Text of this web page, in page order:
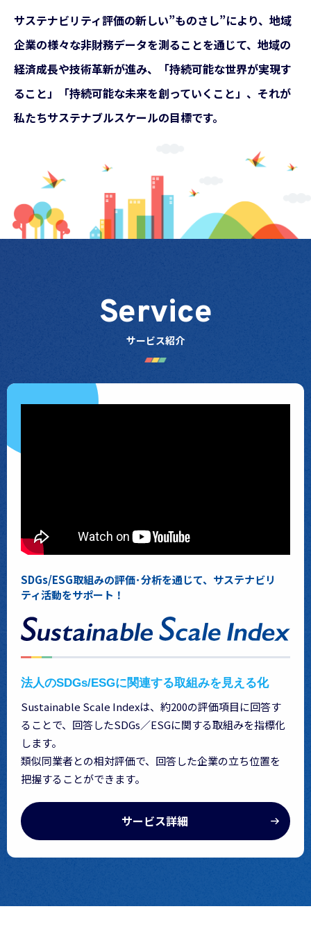
サステナビリティ評価の新しい”ものさし”により、地域
企業の様々な非財務データを測ることを通じて、地域の
経済成長や技術革新が進み、「持続可能な世界が実現す
ること」「持続可能な未来を創っていくこと」、それが
私たちサステナブルスケールの目標です。
Service
サービス紹介
SDGs/ESG取組みの評価･分析を通じて、サステナビリ
ティ活動をサポート！
法人のSDGs/ESGに関連する取組みを見える化
Sustainable Scale Indexは、約200の評価項目に回答す
ることで、回答したSDGs／ESGに関する取組みを指標化
します。
類似同業者との相対評価で、回答した企業の立ち位置を
把握することができます。
サービス詳細